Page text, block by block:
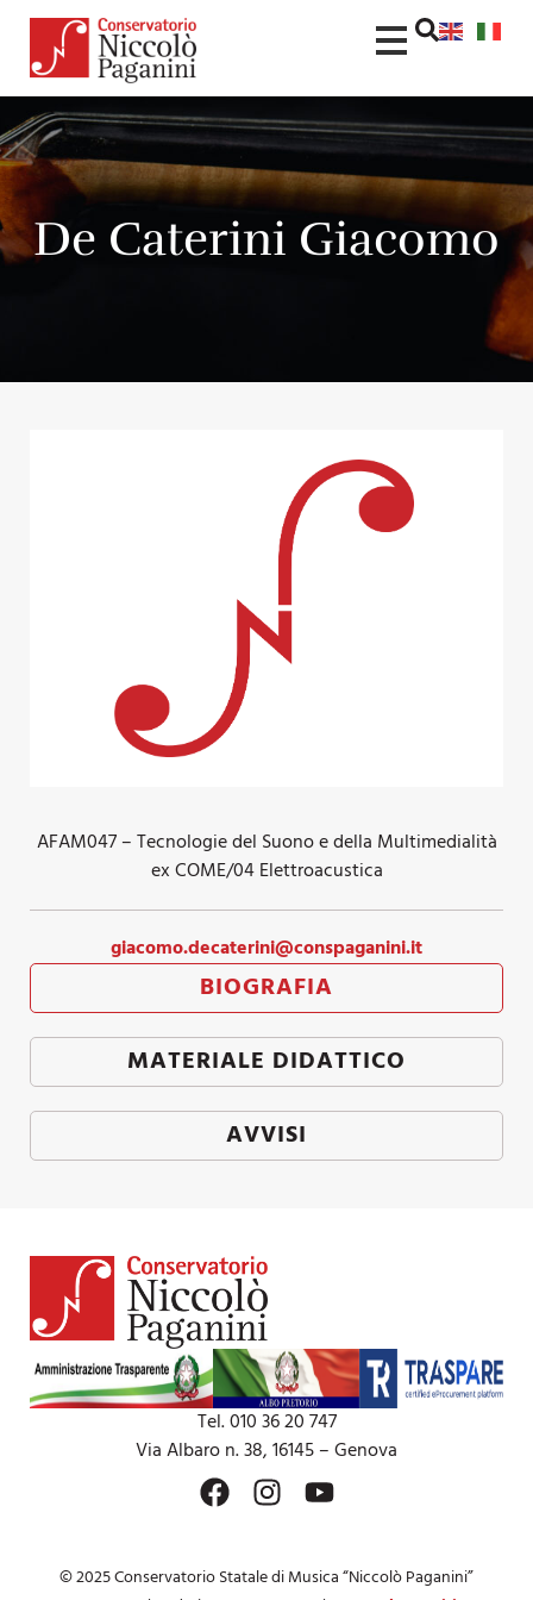
De Caterini Giacomo
AFAM047 – Tecnologie del Suono e della Multimedialità
ex COME/04 Elettroacustica
giacomo.decaterini@conspaganini.it
BIOGRAFIA
MATERIALE DIDATTICO
AVVISI
Tel. 010 36 20 747
Via Albaro n. 38, 16145 – Genova
© 2025 Conservatorio Statale di Musica “Niccolò Paganini”